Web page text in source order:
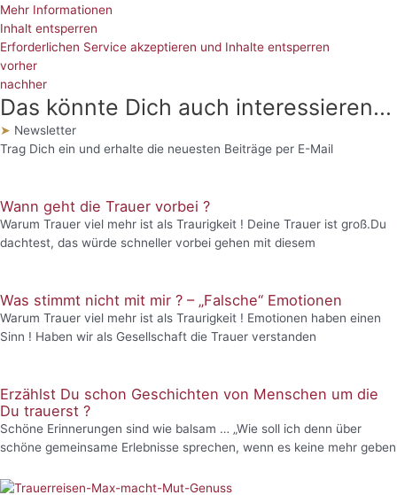
Mehr Informationen
Inhalt entsperren
Erforderlichen Service akzeptieren und Inhalte entsperren
vorher
nachher
Das könnte Dich auch interessieren...
➤ Newsletter
Trag Dich ein und erhalte die neuesten Beiträge per E-Mail
Wann geht die Trauer vorbei ?
Warum Trauer viel mehr ist als Traurigkeit ! Deine Trauer ist groß.Du
dachtest, das würde schneller vorbei gehen mit diesem
Was stimmt nicht mit mir ? – „Falsche“ Emotionen
Warum Trauer viel mehr ist als Traurigkeit ! Emotionen haben einen
Sinn ! Haben wir als Gesellschaft die Trauer verstanden
Erzählst Du schon Geschichten von Menschen um die
Du trauerst ?
Schöne Erinnerungen sind wie balsam … „Wie soll ich denn über
schöne gemeinsame Erlebnisse sprechen, wenn es keine mehr geben